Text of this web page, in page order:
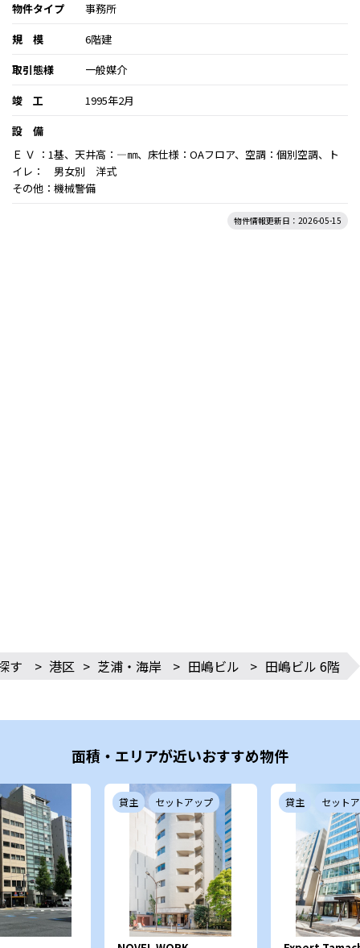
物件タイプ
事務所
規 模
6階建
取引態様
一般媒介
竣 工
1995年2月
設 備
Ｅ Ｖ ：1基、天井高：―㎜、床仕様：OAフロア、空調：個別空調、ト
イレ： 男女別 洋式
その他：機械警備
物件情報更新日：2026-05-15
す > 港区 > 芝浦・海岸 > 田嶋ビル > 田嶋ビル 6階
面積・エリアが近いおすすめ物件
貸主 セットアップ 貸主 セット